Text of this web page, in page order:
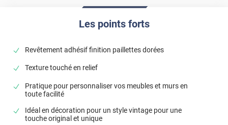
Les points forts
Revêtement adhésif finition paillettes dorées
Texture touché en relief
Pratique pour personnaliser vos meubles et murs en
toute facilité
Idéal en décoration pour un style vintage pour une
touche original et unique